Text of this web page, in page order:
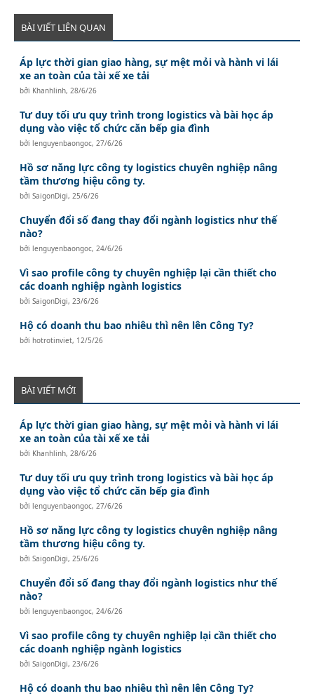
BÀI VIẾT LIÊN QUAN
Áp lực thời gian giao hàng, sự mệt mỏi và hành vi lái
xe an toàn của tài xế xe tải
bởi Khanhlinh, 28/6/26
Tư duy tối ưu quy trình trong logistics và bài học áp
dụng vào việc tổ chức căn bếp gia đình
bởilenguyenbaongoc, 27/6/26
Hồ sơ năng lực công ty logistics chuyên nghiệp nâng
tầm thương hiệu công ty.
bởiSaigonDigi, 25/6/26
Chuyển đổi số đang thay đổi ngành logistics như thế
nào?
bởilenguyenbaongoc, 24/6/26
Vì sao profile công ty chuyên nghiệp lại cần thiết cho
các doanh nghiệp ngành logistics
bởiSaigonDigi, 23/6/26
Hộ có doanh thu bao nhiêu thì nên lên Công Ty?
bởihotrotinviet, 12/5/26
BÀI VIẾT MỚI
Áp lực thời gian giao hàng, sự mệt mỏi và hành vi lái
xe an toàn của tài xế xe tải
bởi Khanhlinh, 28/6/26
Tư duy tối ưu quy trình trong logistics và bài học áp
dụng vào việc tổ chức căn bếp gia đình
bởilenguyenbaongoc, 27/6/26
Hồ sơ năng lực công ty logistics chuyên nghiệp nâng
tầm thương hiệu công ty.
bởiSaigonDigi, 25/6/26
Chuyển đổi số đang thay đổi ngành logistics như thế
nào?
bởilenguyenbaongoc, 24/6/26
Vì sao profile công ty chuyên nghiệp lại cần thiết cho
các doanh nghiệp ngành logistics
bởiSaigonDigi, 23/6/26
Hộ có doanh thu bao nhiêu thì nên lên Công Ty?